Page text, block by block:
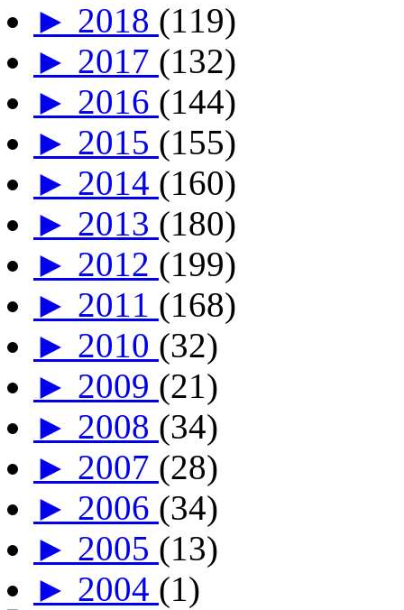
► 2018 (119)
► 2017 (132)
► 2016 (144)
► 2015 (155)
► 2014 (160)
► 2013 (180)
► 2012 (199)
► 2011 (168)
► 2010 (32)
► 2009 (21)
► 2008 (34)
► 2007 (28)
► 2006 (34)
► 2005 (13)
► 2004 (1)